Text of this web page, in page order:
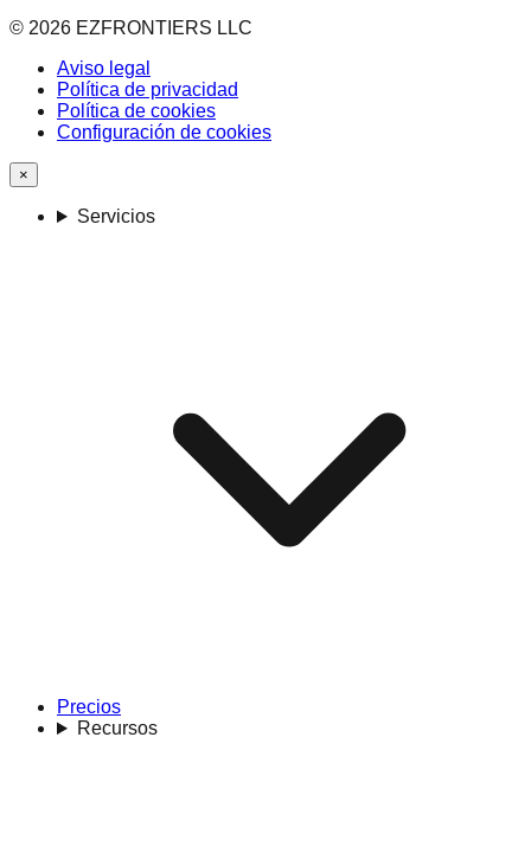
© 2026 EZFRONTIERS LLC
Aviso legal
Política de privacidad
Política de cookies
Configuración de cookies
×
Servicios
Precios
Recursos